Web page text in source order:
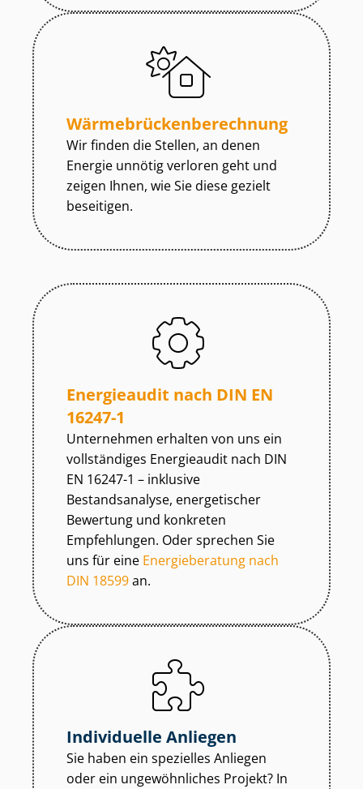
Wär­me­brü­cken­be­rech­nung
Wir finden die Stellen, an denen
Energie unnötig verloren geht und
zeigen Ihnen, wie Sie diese gezielt
beseitigen.
Energieaudit nach DIN EN
16247-1
Unternehmen erhalten von uns ein
vollständiges Energieaudit nach DIN
EN 16247-1 – inklusive
Bestandsanalyse, energetischer
Bewertung und konkreten
Empfehlungen. Oder sprechen Sie
uns für eine Energieberatung nach
DIN 18599an.
Individuelle Anliegen
Sie haben ein spezielles Anliegen
oder ein ungewöhnliches Projekt? In